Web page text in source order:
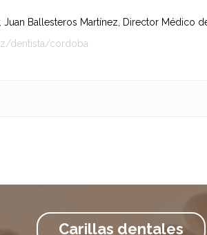
Ballesteros Martínez, Director Médico
dentista/cordoba
Carillas dentales